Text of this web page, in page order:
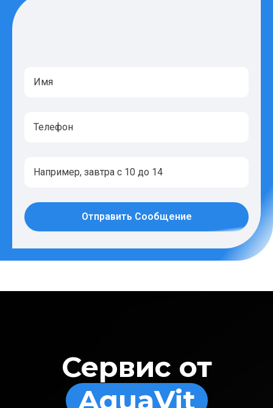
Отправить Сообщение
Сервис от
AquaVit